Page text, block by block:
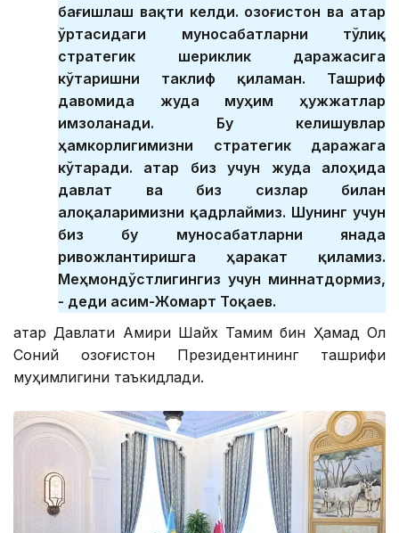
бағишлаш вақти келди. Қозоғистон ва Қатар
ўртасидаги муносабатларни тўлиқ
стратегик шериклик даражасига
кўтаришни таклиф қиламан. Ташриф
давомида жуда муҳим ҳужжатлар
имзоланади. Бу келишувлар
ҳамкорлигимизни стратегик даражага
кўтаради. Қатар биз учун жуда алоҳида
давлат ва биз сизлар билан
алоқаларимизни қадрлаймиз. Шунинг учун
биз бу муносабатларни янада
ривожлантиришга ҳаракат қиламиз.
Меҳмондўстлигингиз учун миннатдормиз,
- деди Қасим-Жомарт Тоқаев.
Қатар Давлати Амири Шайх Тамим бин Ҳамад Ол
Соний Қозоғистон Президентининг ташрифи
муҳимлигини таъкидлади.